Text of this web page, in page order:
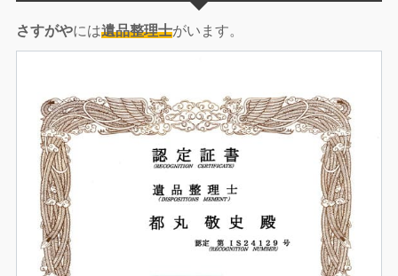
さすがやには遺品整理士がいます。